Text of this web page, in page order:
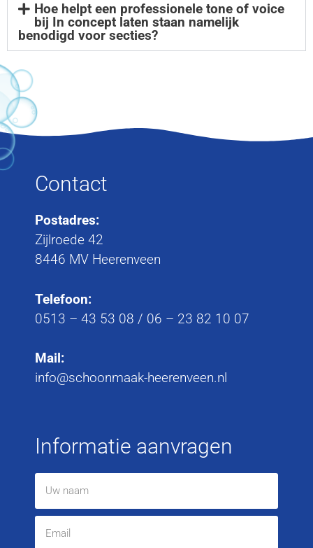
Hoe helpt een professionele tone of voice
bij In concept laten staan namelijk
benodigd voor secties?
Contact
Postadres:
Zijlroede 42
8446 MV Heerenveen
Telefoon:
0513 – 43 53 08 / 06 – 23 82 10 07
Mail:
info@schoonmaak-heerenveen.nl
Informatie aanvragen